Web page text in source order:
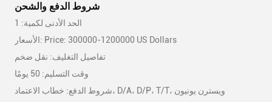
شروط الدفع والشحن
الحد الأدنى لكمية: 1
الأسعار: Price: 300000-1200000 US Dollars
تفاصيل التغليف: نقل ضخم
وقت التسليم: 50 يومًا
شروط الدفع: خطاب الاعتماد، D/A، D/P، T/T، ويسترن يونيون